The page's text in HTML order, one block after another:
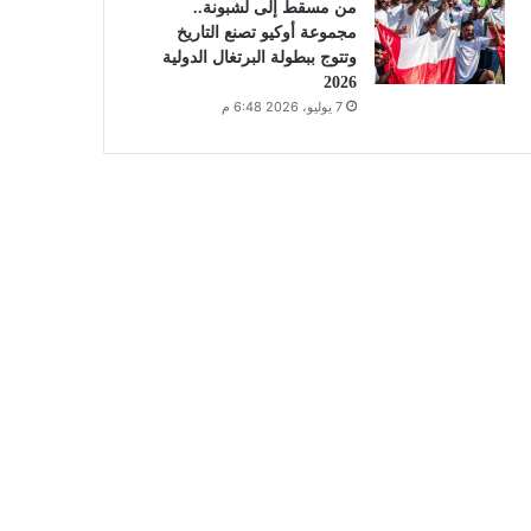
من مسقط إلى لشبونة..
مجموعة أوكيو تصنع التاريخ
وتتوج ببطولة البرتغال الدولية
2026
7 يوليو، 2026 6:48 م